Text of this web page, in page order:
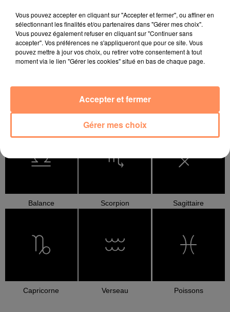
Bélier Taureau Gémeaux
Cancer Lion Vierge
Balance Scorpion Sagittaire
Capricorne Verseau Poissons
Vous pouvez accepter en cliquant sur "Accepter et fermer", ou affiner en
sélectionnant les finalités et/ou partenaires dans "Gérer mes choix".
Vous pouvez également refuser en cliquant sur "Continuer sans
accepter". Vos préférences ne s'appliqueront que pour ce site. Vous
pouvez mettre à jour vos choix, ou retirer votre consentement à tout
moment via le lien "Gérer les cookies" situé en bas de chaque page.
Gérer mes choix
Accepter et fermer